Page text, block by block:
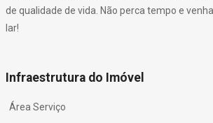
de qualidade de vida. Não perca tempo e
lar!
Infraestrutura do Imóvel
Área Serviço